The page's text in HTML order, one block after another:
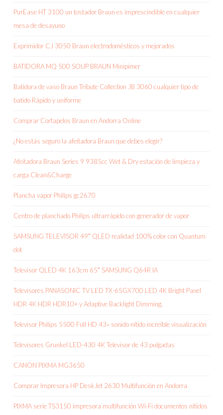
PurEase HT 3100 un tostador Braun es imprescindible en cualquier
mesa de desayuno
Exprimidor CJ 3050 Braun electrodomésticos y mejorados
BATIDORA MQ 500 SOUP BRAUN Minipimer
Batidora de vaso Braun Tribute Collection JB 3060 cualquier tipo de
batido Rápido y uniforme
Comprar Cortapelos Braun en Andorra Online
¿No estás seguro la afeitadora Braun que debes elegir?
Afeitadora Braun Series 9 9385cc Wet & Dry estación de limpieza y
carga Clean&Charge
Plancha vapor Philips gc2670
Centro de planchado Philips ultrarrápido con generador de vapor
SAMSUNG TELEVISOR 49″ QLED realidad 100% color con Quantum
dot
Televisor QLED 4K 163cm 65″ SAMSUNG Q64R IA
Televisores PANASONIC TV LED TX-65GX700 LED 4K Bright Panel
HDR 4K HDR HDR10+ y Adaptive Backlight Dimming,
Televisor Philips 5500 Full HD 43» sonido nítido increíble visualización
Televisores Grunkel LED-430 4K Televisor de 43 pulgadas
CANON PIXMA MG3650
Comprar Impresora HP DeskJet 2630 Multifunción en Andorra
PIXMA serie TS3150 impresora multifunción Wi-Fi documentos nítidos